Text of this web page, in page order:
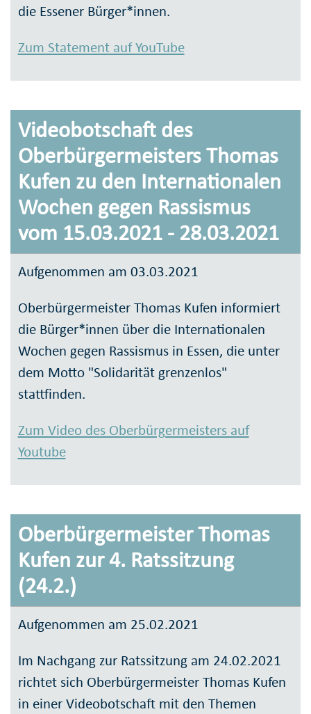
die Essener Bürger*innen.
Zum Statement auf YouTube
Videobotschaft des
Oberbürgermeisters Thomas
Kufen zu den Internationalen
Wochen gegen Rassismus
vom 15.03.2021 - 28.03.2021
Aufgenommen am 03.03.2021
Oberbürgermeister Thomas Kufen informiert
die Bürger*innen über die Internationalen
Wochen gegen Rassismus in Essen, die unter
dem Motto "Solidarität grenzenlos"
stattfinden.
Zum Video des Oberbürgermeisters auf
Youtube
Oberbürgermeister Thomas
Kufen zur 4. Ratssitzung
(24.2.)
Aufgenommen am 25.02.2021
Im Nachgang zur Ratssitzung am 24.02.2021
richtet sich Oberbürgermeister Thomas Kufen
in einer Videobotschaft mit den Themen